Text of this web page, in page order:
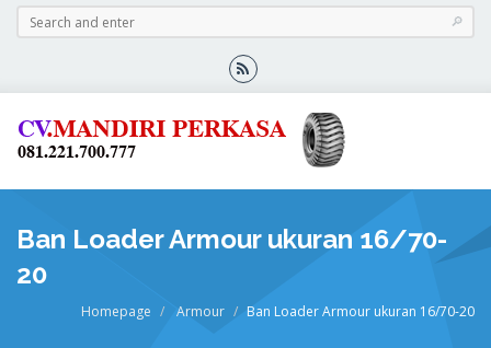
Ban Loader Armour ukuran 16/70-
20
Homepage Armour Ban Loader Armour ukuran 16/70-20